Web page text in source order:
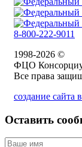
8-800-222-9011
1998-2026 ©
ФЦО
Все права
создание сайта
Оставить